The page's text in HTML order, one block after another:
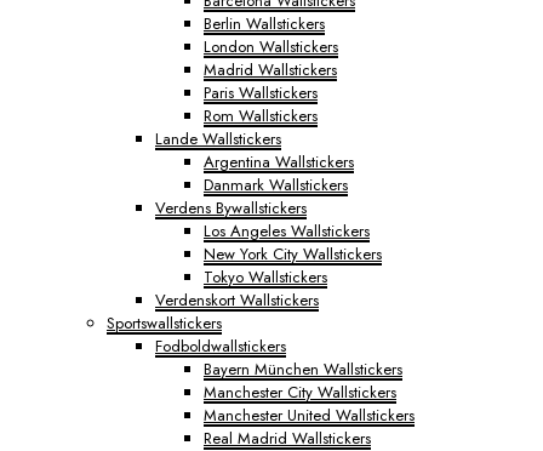
Berlin Wallstickers
London Wallstickers
Madrid Wallstickers
Paris Wallstickers
Rom Wallstickers
Lande Wallstickers
Argentina Wallstickers
Danmark Wallstickers
Verdens Bywallstickers
Los Angeles Wallstickers
New York City Wallstickers
Tokyo Wallstickers
Verdenskort Wallstickers
Sportswallstickers
Fodboldwallstickers
Bayern München Wallstickers
Manchester City Wallstickers
Manchester United Wallstickers
Real Madrid Wallstickers